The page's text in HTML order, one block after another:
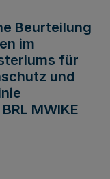
Beurteilung
im
für
und
MWIKE